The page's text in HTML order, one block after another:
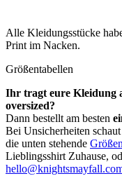
Alle Kleidungsstücke
Print im Nacken.
Größentabellen
Ihr tragt eure Kleidung
oversized?
Dann bestellt am besten
Bei Unsicherheiten
die unten stehende
Lieblingsshirt Zuhause,